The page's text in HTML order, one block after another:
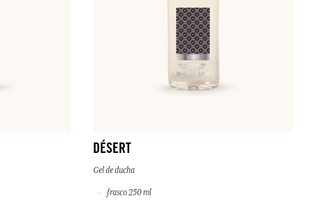
DÉSERT
Gel de ducha
frasco 250 ml